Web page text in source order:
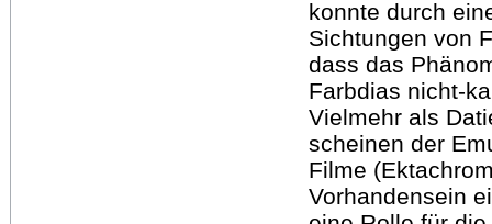
konnte durch
Sichtungen von
dass das
Farbdias nicht-
Vielmehr als
scheinen der
Filme
Vorhandensein